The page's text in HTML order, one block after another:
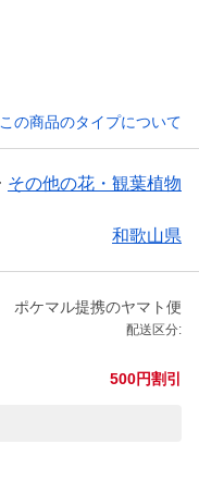
この商品のタイプについて
その他の花・観葉植物
和歌山県
ポケマル提携のヤマト便
配送区分:
500円割引